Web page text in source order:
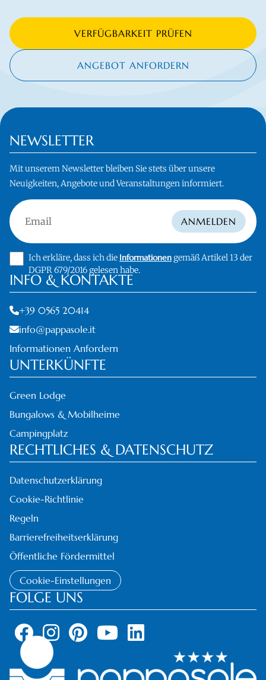
VERFÜGBARKEIT PRÜFEN
ANGEBOT ANFORDERN
NEWSLETTER
Mit unserem Newsletter bleiben Sie stets über unsere
Neuigkeiten, Angebote und Veranstaltungen informiert.
Email ANMELDEN
Ich erkläre, dass ich die Informationen gemäß Artikel 13 der
DGPR 679/2016 gelesen habe.
INFO & KONTAKTE
+39 0565 20414
info@pappasole.it
Informationen Anfordern
UNTERKÜNFTE
Green Lodge
Bungalows & Mobilheime
Campingplatz
RECHTLICHES & DATENSCHUTZ
Datenschutzerklärung
Cookie-Richtlinie
Regeln
Barrierefreiheitserklärung
Öffentliche Fördermittel
Cookie-Einstellungen
FOLGE UNS